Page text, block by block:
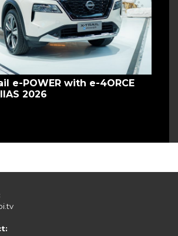
e-POWER with e-4ORCE
2026